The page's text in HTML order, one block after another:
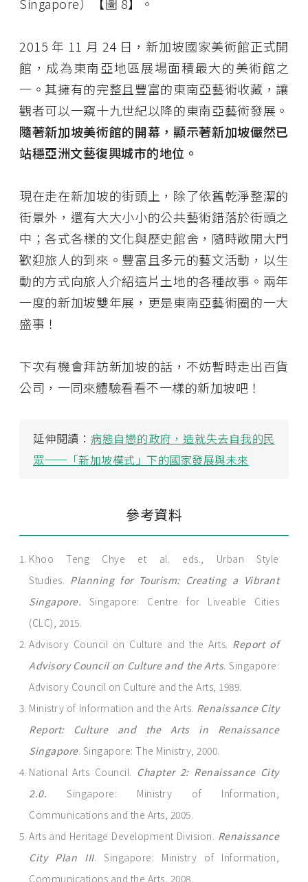
Singapore）【圖 8】。
2015 年 11 月 24 日，新加坡國家美術館正式開
館，成為東南亞地區展場面積最大的美術館之
一。其擁有的完整且豐富的東南亞藝術收藏，讓
觀者可以一窺十九世紀以降的東南亞藝術發展。
隨著新加坡美術館的開幕，顯示著新加坡儼然已
站穩亞洲文藝復興城市的地位。
現在走在新加坡的街頭上，除了依舊乾淨整潔的
街景外，還有大大小小的公共藝術錯落於街頭之
中；各式各樣的文化與歷史館舍，隨時敞開大門
歡迎旅人的到來。豐富且多元的藝文活動，以生
動的方式向旅人介紹這片土地的各種故事。兩年
一度的新加坡雙年展，更是東南亞藝術圈的一大
盛事！
下次有機會拜訪新加坡的話，不妨暫時走出百貨
公司，一同來體驗看看不一樣的新加坡吧！
延伸閱讀： 病態自戀的政府，造就失去自我的民
眾──「新加坡模式」下的國家發展與未來
參考資料
Khoo Teng Chye et al. eds., Urban Style
Studies. Planning for Tourism: Creating a Vibrant
Singapore. Singapore: Centre for Liveable Cities
(CLC), 2015.
Advisory Council on Culture and the Arts. Report of
Advisory Council on Culture and the Arts. Singapore:
Advisory Council on Culture and the Arts, 1989.
Ministry of Information and the Arts. Renaissance City
Report: Culture and the Arts in Renaissance
Singapore. Singapore: The Ministry, 2000.
National Arts Council. Chapter 2: Renaissance City
2.0. Singapore: Ministry of Information,
Communications and the Arts, 2005.
Arts and Heritage Development Division. Renaissance
City Plan III. Singapore: Ministry of Information,
Communications and the Arts, 2008.